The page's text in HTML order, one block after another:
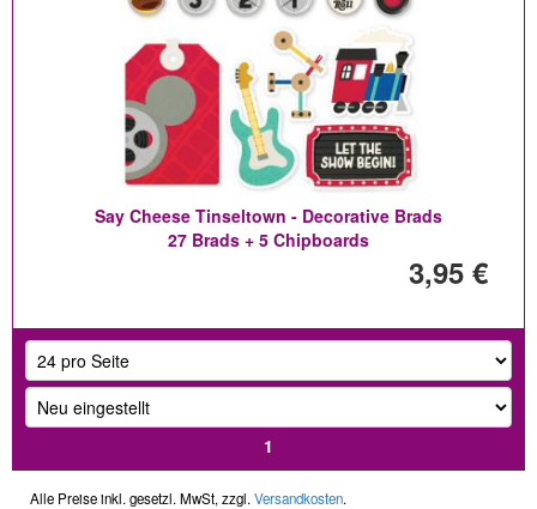
Say Cheese Tinseltown - Decorative Brads
27 Brads + 5 Chipboards
3,95 €
1
Alle Preise inkl. gesetzl. MwSt, zzgl. Versandkosten.